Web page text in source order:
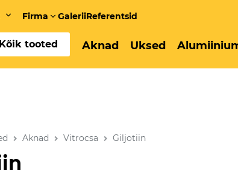
Firma GaleriiReferentsid
Kõik tooted Aknad Uksed
Aknad Vitrocsa Giljotiin